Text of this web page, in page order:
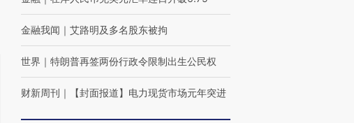
金融我闻 ｜ 艾路明及多名股东被拘
世界 ｜ 特朗普再签两份行政令限制出生公民权
财新周刊 ｜ 【封面报道】电力现货市场元年突进